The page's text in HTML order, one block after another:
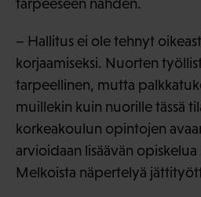
tarpeeseen nähden.
– Hallitus ei ole tehnyt
korjaamiseksi. Nuorten
tarpeellinen, mutta
muillekin kuin nuorille tässä
korkeakoulun opintojen
arvioidaan lisäävän
Melkoista näpertelyä